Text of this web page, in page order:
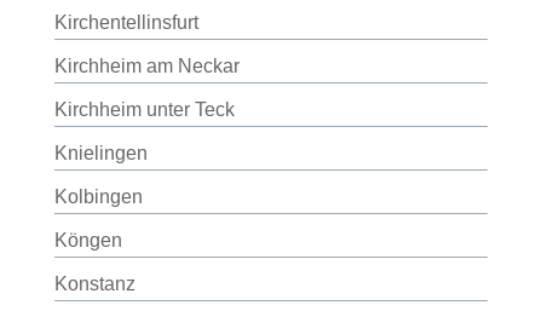
Kirchentellinsfurt
Kirchheim am Neckar
Kirchheim unter Teck
Knielingen
Kolbingen
Köngen
Konstanz